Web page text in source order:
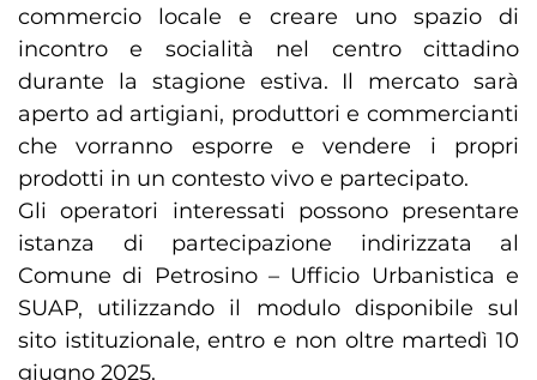
commercio locale e creare uno spazio di
incontro e socialità nel centro cittadino
durante la stagione estiva. Il mercato sarà
aperto ad artigiani, produttori e commercianti
che vorranno esporre e vendere i propri
prodotti in un contesto vivo e partecipato.
Gli operatori interessati possono presentare
istanza di partecipazione indirizzata al
Comune di Petrosino – Ufficio Urbanistica e
SUAP, utilizzando il modulo disponibile sul
sito istituzionale, entro e non oltre martedì 10
giugno 2025.